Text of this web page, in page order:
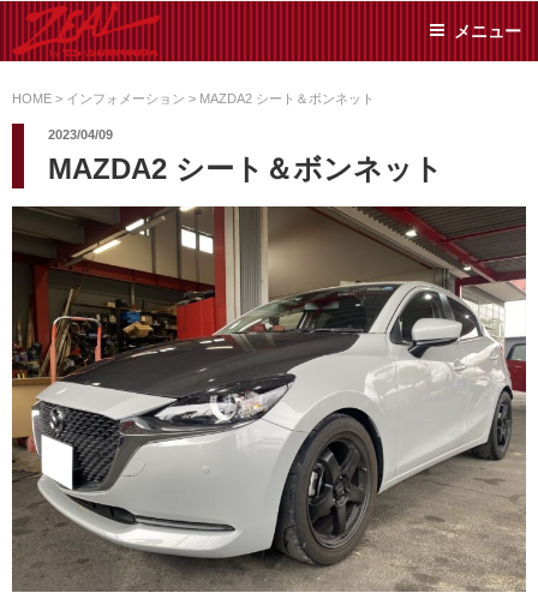
ン
ツ
ス
SUMIYAMA
た日常メンテから各種チ
ューニングまで、車に関
リーでお任せください!
メニュー
HOME > インフォメーション > MAZDA2 シート＆ボンネット
2023/04/09
MAZDA2 シート＆ボンネット